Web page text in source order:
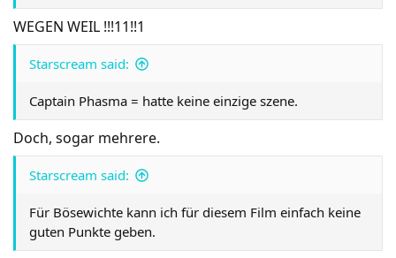
WEGEN WEIL !!!11!!1
Starscream said:
Captain Phasma = hatte keine einzige szene.
Doch, sogar mehrere.
Starscream said:
Für Bösewichte kann ich für diesem Film einfach keine
guten Punkte geben.